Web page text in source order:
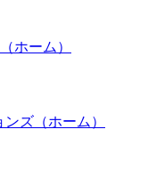
ホーム）
ズ（ホーム）